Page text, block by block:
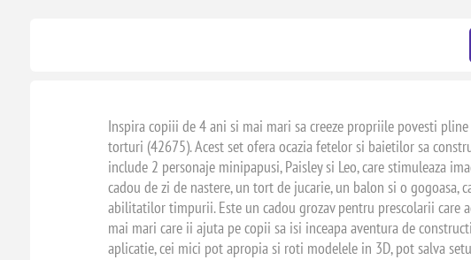
Inspira copiii de 4 ani si mai mari sa creeze propriile povesti
torturi (42675). Acest set ofera ocazia fetelor si baietilor sa
include 2 personaje minipapusi, Paisley si Leo, care stimuleaza
cadou de zi de nastere, un tort de jucarie, un balon si o
abilitatilor timpurii. Este un cadou grozav pentru prescolarii care
mai mari care ii ajuta pe copii sa isi inceapa aventura de
aplicatie, cei mici pot apropia si roti modelele in 3D, pot salva